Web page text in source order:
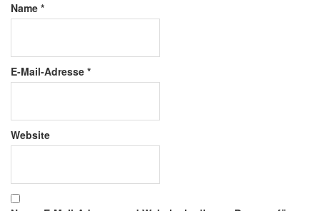
Name *
E-Mail-Adresse *
Website